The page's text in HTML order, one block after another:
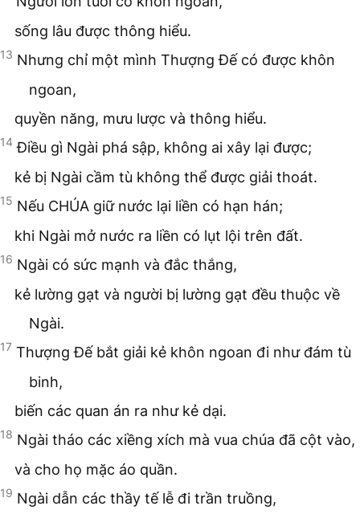
sống lâu được thông hiểu.
13 Nhưng chỉ một mình Thượng Đế có được khôn
ngoan,
quyền năng, mưu lược và thông hiểu.
14 Điều gì Ngài phá sập, không ai xây lại được;
kẻ bị Ngài cầm tù không thể được giải thoát.
15 Nếu CHÚA giữ nước lại liền có hạn hán;
khi Ngài mở nước ra liền có lụt lội trên đất.
16 Ngài có sức mạnh và đắc thắng,
kẻ lường gạt và người bị lường gạt đều thuộc về
Ngài.
17 Thượng Đế bắt giải kẻ khôn ngoan đi như đám tù
binh,
biến các quan án ra như kẻ dại.
18 Ngài tháo các xiềng xích mà vua chúa đã cột vào,
và cho họ mặc áo quần.
19 Ngài dẫn các thầy tế lễ đi trần truồng,